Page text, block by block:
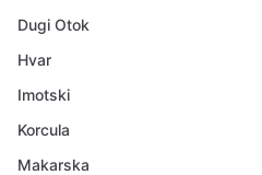
Dugi Otok
Hvar
Imotski
Korcula
Makarska